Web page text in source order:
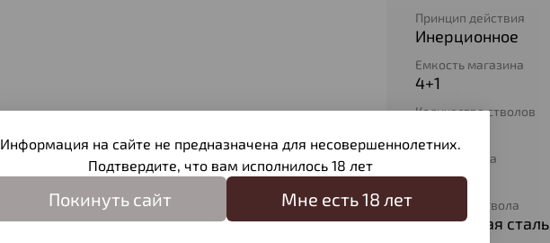
Принцип действия
Инерционное
Емкость магазина
4+1
Количество стволов
Длина ствола
760/500
Материал ствола
Оружейная сталь
Информация на сайте не предназначена для несовершеннолетних.
Подтвердите, что вам исполнилось 18 лет
Покинуть сайт Мне есть 18 лет